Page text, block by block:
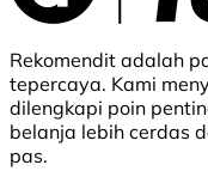
Rekomendit adalah
tepercaya. Kami
dilengkapi poin
belanja lebih cerdas
pas.